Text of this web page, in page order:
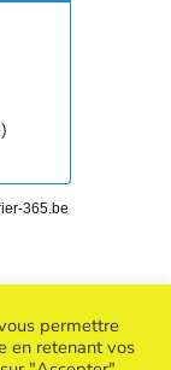
365.be
permettre
en retenant vos